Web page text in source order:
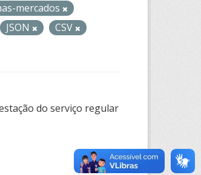
mercados
JSON
CSV
do serviço regular